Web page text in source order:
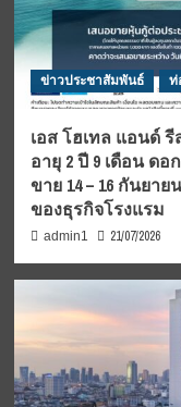
ข่าวประชาสัมพันธ์ ท่
เอส โฮเทล แอนด์
อายุ 2 ปี 9 เดือน ดอ
ขาย 14 – 16 กันยา
ของธุรกิจโรงแรม
admin1 21/07/2026